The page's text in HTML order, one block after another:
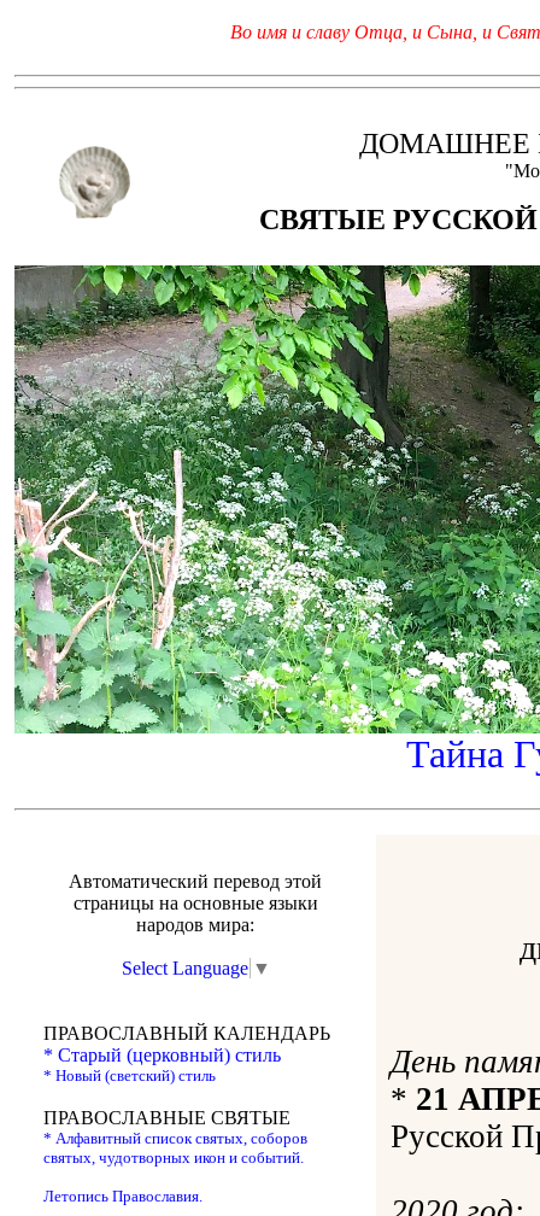
Во имя и славу Отца, и Сына, и
ДОМАШНЕЕ
СВЯТЫЕ
Тайна
Автоматический перевод этой
страницы на основные языки
народов мира:
Select Language ▼
ПРАВОСЛАВНЫЙ КАЛЕНДАРЬ
* Старый (церковный) стиль
* Новый (светский) стиль
ПРАВОСЛАВНЫЕ СВЯТЫЕ
* Алфавитный список святых, соборов
святых, чудотворных икон и событий.
Летопись Православия.
День
* 21
Русской